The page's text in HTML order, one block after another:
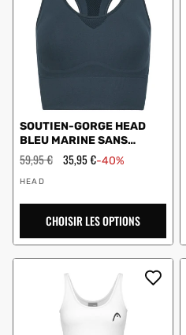
SOUTIEN-GORGE HEAD
BLEU MARINE SANS
COUTURES FLEX
Prix
régulier
59,95 € Prix
35,95 €-40%
Vendeur
HEAD
CHOISIR LES OPTIONS